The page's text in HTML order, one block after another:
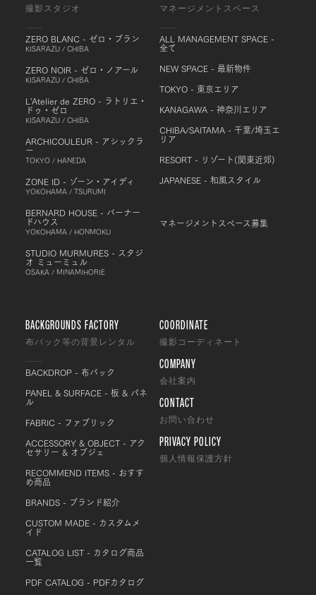
撮影スタジオ
ZERO BLANC - ゼロ・ブラン
KISARAZU / CHIBA
ZERO NOIR - ゼロ・ノアール
KISARAZU / CHIBA
L'Atelier de ZERO - ラトリエ・
ドゥ・ゼロ
KISARAZU / CHIBA
ARCHICOULEUR - アシックラ
ー
TOKYO / HANEDA
ZONE ID - ゾーン・アイディ
YOKOHAMA / TSURUMI
BERNARD HOUSE - バーナー
ドハウス
YOKOHAMA / HONMOKU
STUDIO MURMURES - スタジ
オ ミューミュル
OSAKA / MINAMIHORIE
マネージメントスペース
ALL MANAGEMENT SPACE -
全て
NEW SPACE - 最新物件
TOKYO - 東京エリア
KANAGAWA - 神奈川エリア
CHIBA/SAITAMA - 千葉/埼玉エ
リア
RESORT - リゾート(関東近郊)
JAPANESE - 和風スタイル
マネージメントスペース募集
BACKGROUNDS FACTORY
布バック等の背景レンタル
BACKDROP - 布バック
PANEL & SURFACE - 板 & パネ
ル
FABRIC - ファブリック
ACCESSORY & OBJECT - アク
セサリー & オブジェ
RECOMMEND ITEMS - おすす
め商品
BRANDS - ブランド紹介
CUSTOM MADE - カスタムメ
イド
CATALOG LIST - カタログ商品
一覧
PDF CATALOG - PDFカタログ
COORDINATE
撮影コーディネート
COMPANY
会社案内
CONTACT
お問い合わせ
PRIVACY POLICY
個人情報保護方針